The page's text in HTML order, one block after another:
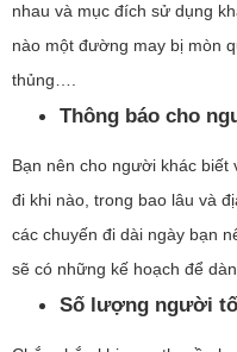
nhau và mục đích sử dụng
nào một đường may bị mòn
thủng….
Thông báo cho
Bạn nên cho người khác biết
đi khi nào, trong bao lâu và
các chuyến đi dài ngày bạn
sẽ có những kế hoạch để
Số lượng người